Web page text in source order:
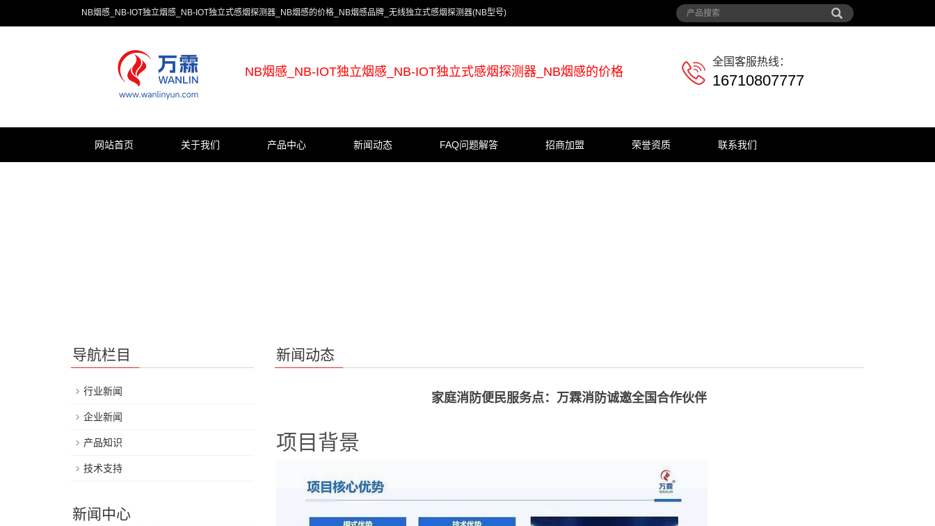
NB烟感_NB-IOT独立烟感_NB-IOT独立式感烟探测器_NB烟感的价格_NB烟感品牌_无线独立式感烟探测器(NB型号)
NB烟感_NB-IOT独立烟感_NB-IOT独立式感烟探测器_NB烟感的价格
全国客服热线：
16710807777
网站首页 关于我们 产品中心 新闻动态 FAQ问题解答 招商加盟 荣誉资质 联系我们
新闻动态
家庭消防便民服务点：万霖消防诚邀全国合作伙伴
项目背景
导航栏目
行业新闻
企业新闻
产品知识
技术支持
新闻中心